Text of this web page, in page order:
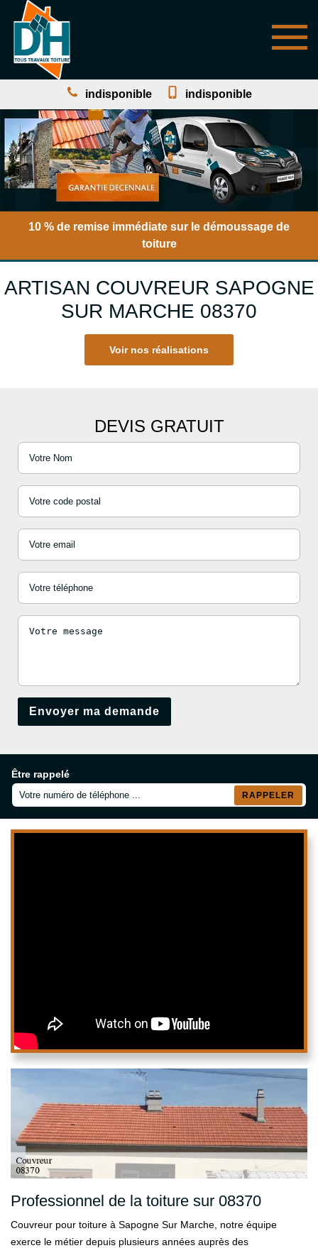
indisponible indisponible
10 % de remise immédiate sur le démoussage de
toiture
ARTISAN COUVREUR SAPOGNE
SUR MARCHE 08370
Voir nos réalisations
DEVIS GRATUIT
Être rappelé
Professionnel de la toiture sur 08370
Couvreur pour toiture à Sapogne Sur Marche, notre équipe
exerce le métier depuis plusieurs années auprès des